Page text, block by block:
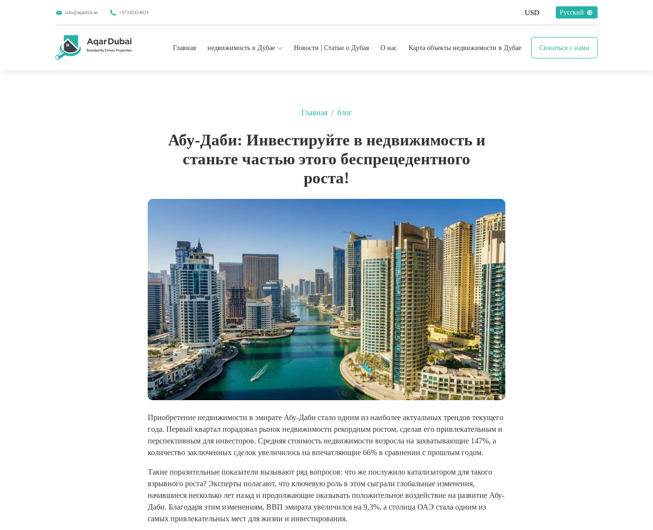
info@aqardxb.ae +97142454824 Русский
Главная недвижимость в Дубае Новости | Статьи о Дубая О нас Карта объекты недвижимости в Дубае Связаться с нами
Главная блог
Абу-Даби: Инвестируйте в недвижимость и
станьте частью этого беспрецедентного
роста!
Приобретение недвижимости в эмирате Абу-Даби стало одним из наиболее актуальных трендов текущего
года. Первый квартал порадовал рынок недвижимости рекордным ростом, сделав его привлекательным и
перспективным для инвесторов. Средняя стоимость недвижимости возросла на захватывающие 147%, а
количество заключенных сделок увеличилось на впечатляющие 66% в сравнении с прошлым годом.
Такие поразительные показатели вызывают ряд вопросов: что же послужило катализатором для такого
взрывного роста? Эксперты полагают, что ключевую роль в этом сыграли глобальные изменения,
начавшиеся несколько лет назад и продолжающие оказывать положительное воздействие на развитие Абу-
Даби. Благодаря этим изменениям, ВВП эмирата увеличился на 9,3%, а столица ОАЭ стала одним из
самых привлекательных мест для жизни и инвестирования.